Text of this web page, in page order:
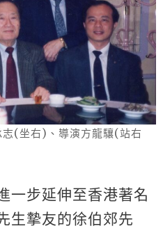
(坐右)、導演方龍驤(站右
一步延伸至香港著名
生摯友的徐伯郊先